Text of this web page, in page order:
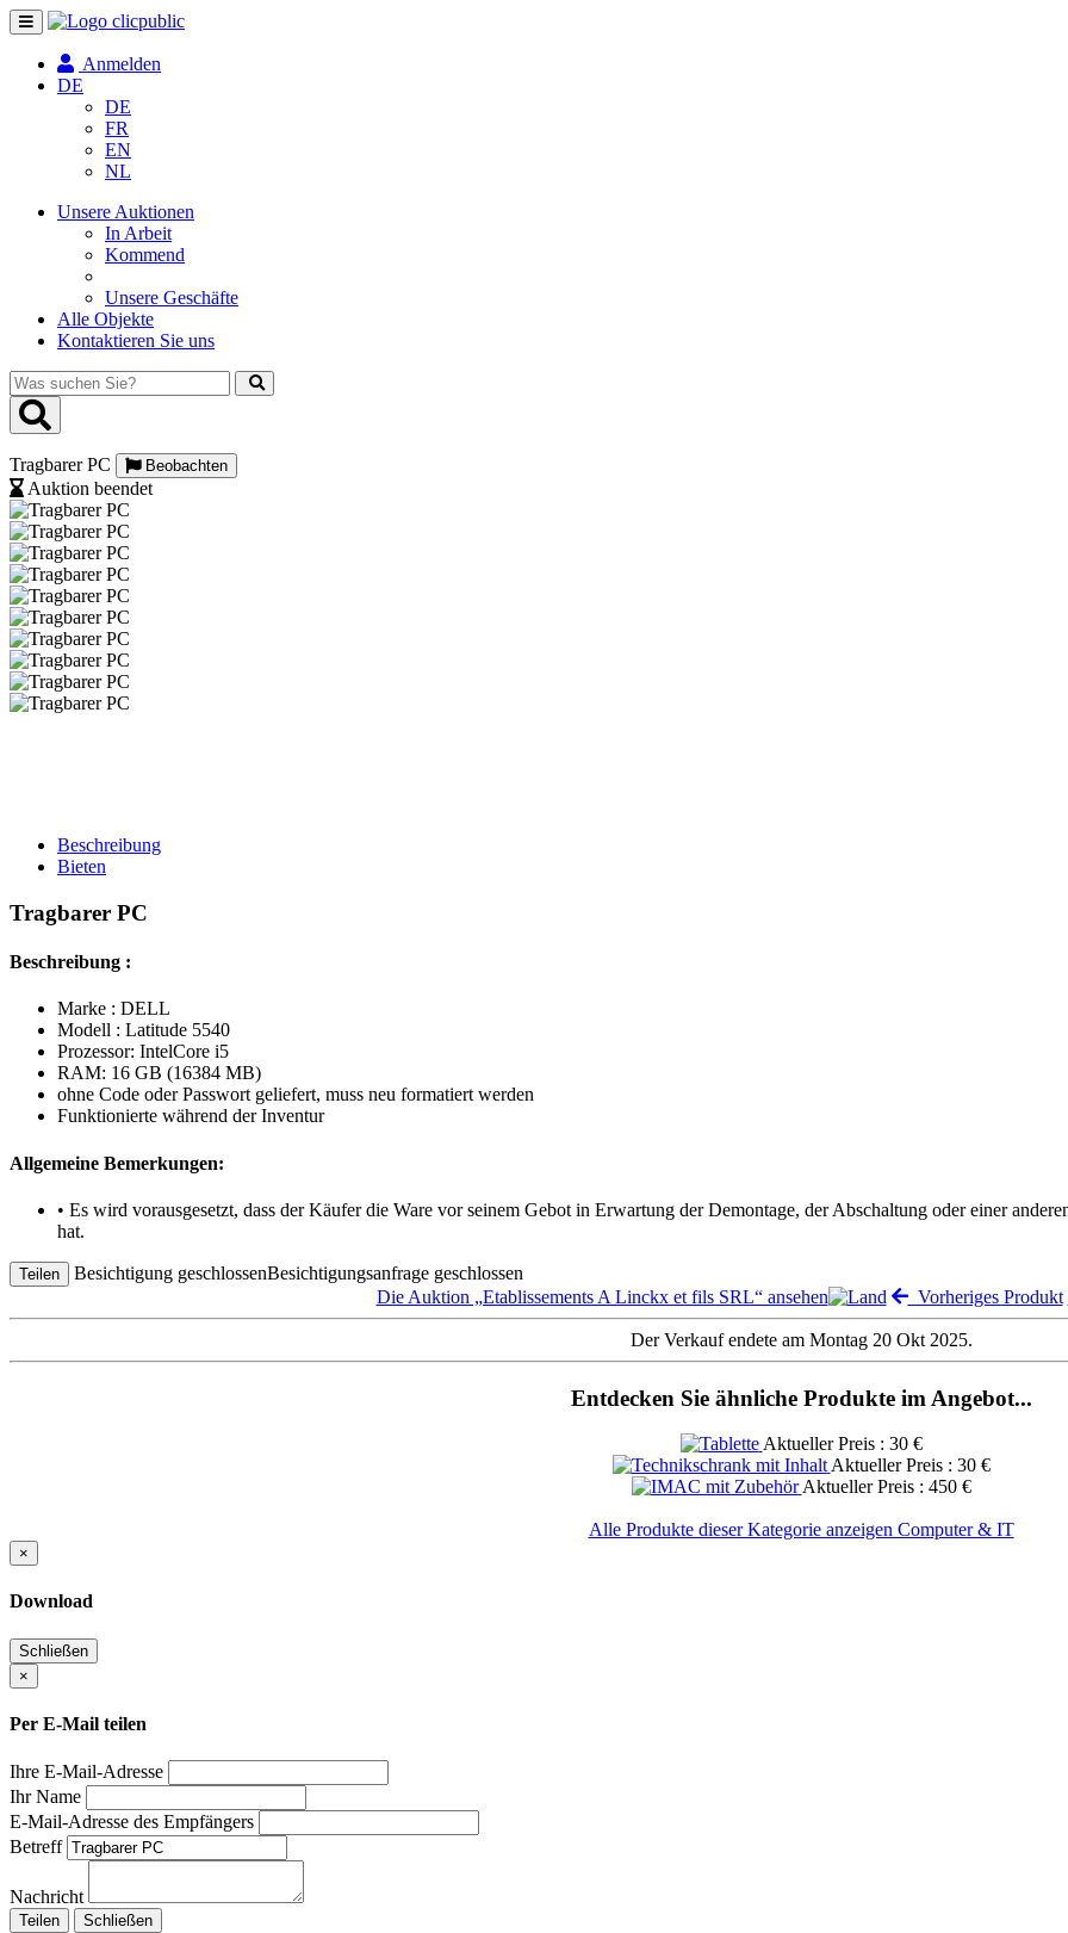
Navigation
umschalten
Anmelden
DE
DE
FR
EN
NL
Unsere Auktionen
In Arbeit
Kommend
Unsere Geschäfte
Alle Objekte
Kontaktieren Sie uns
Was
suchen
Sie?
Tragbarer PC Beobachten
Auktion beendet
Beschreibung
Bieten
Tragbarer PC
Beschreibung :
Marke : DELL
Modell : Latitude 5540
Prozessor: IntelCore i5
RAM: 16 GB (16384 MB)
ohne Code oder Passwort geliefert, muss neu formatiert werden
Funktionierte während der Inventur
Allgemeine Bemerkungen:
• Es wird vorausgesetzt, dass der Käufer die Ware vor seinem Gebot in Erwartung der Demontage, der Abschaltung oder einer
hat.
Teilen Besichtigung geschlossenBesichtigungsanfrage geschlossen
Die Auktion „Etablissements A Linckx et fils SRL“ ansehen
Vorheriges Produkt
Der Verkauf endete am Montag 20 Okt 2025.
Entdecken Sie ähnliche Produkte im Angebot...
Aktueller Preis : 30 €
Aktueller Preis : 30 €
Aktueller Preis : 450 €
Alle Produkte dieser Kategorie anzeigen Computer & IT
×
Download
Schließen
×
Per E-Mail teilen
Ihre E-Mail-Adresse
Ihr Name
E-Mail-Adresse des Empfängers
Betreff
Nachricht
Teilen Schließen